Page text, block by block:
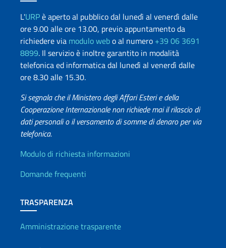
L'URPè aperto al pubblico dal lunedì al venerdì dalle
ore 9.00 alle ore 13.00, previo appuntamento da
richiedere via modulo webo al numero +39 06 3691
8899. Il servizio è inoltre garantito in modalità
telefonica ed informatica dal lunedì al venerdì dalle
ore 8.30 alle 15.30.
Si segnala che il Ministero degli Affari Esteri e della
Cooperazione Internazionale non richiede mai il rilascio di
dati personali o il versamento di somme di denaro per via
telefonica.
Info utili
Modulo di richiesta informazioni
Domande frequenti
TRASPARENZA
Amministrazione trasparente